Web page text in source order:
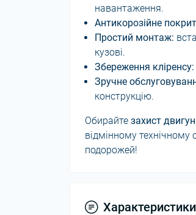
навантаження.
Антикорозійне
Простий монтаж:
кузові.
Збереження кліренсу:
Зручне
конструкцію.
Обирайте захист
відмінному технічному
подорожей!
Характеристики